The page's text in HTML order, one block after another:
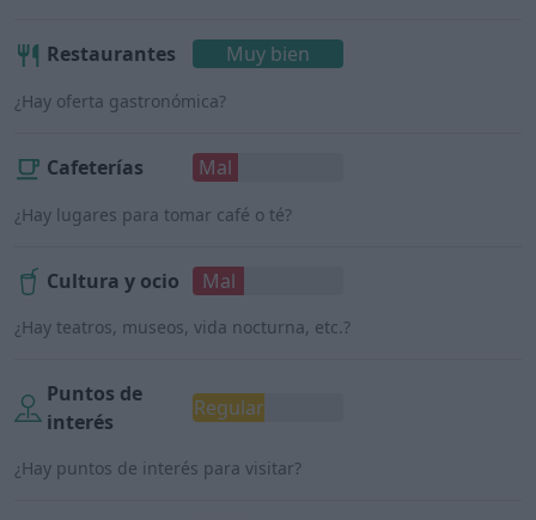
Restaurantes Muy bien
¿Hay oferta gastronómica?
Cafeterías Mal
¿Hay lugares para tomar café o té?
Cultura y ocio Mal
¿Hay teatros, museos, vida nocturna, etc.?
Puntos de
interés
Regular
¿Hay puntos de interés para visitar?